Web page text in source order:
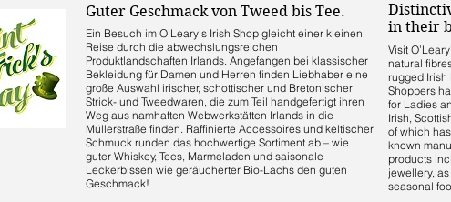
Ein Besuch im O’Leary’s Irish Shop gleicht einer kleinen
Reise durch die abwechslungsreichen
Produktlandschaften Irlands. Angefangen bei klassischer
Bekleidung für Damen und Herren finden Liebhaber eine
große Auswahl irischer, schottischer und Bretonischer
Strick- und Tweedwaren, die zum Teil handgefertigt ihren
Weg aus namhaften Webwerkstätten Irlands in die
Müllerstraße finden. Raffinierte Accessoires und keltischer
Schmuck runden das hochwertige Sortiment ab – wie
guter Whiskey, Tees, Marmeladen und saisonale
Leckerbissen wie geräucherter Bio-Lachs den guten
Geschmack!
Guter Geschmack von Tweed bis Tee.
in their
Visit
natural
rugged
Shoppers
for Ladies
Irish,
of which
known
products
jewellery,
seasonal